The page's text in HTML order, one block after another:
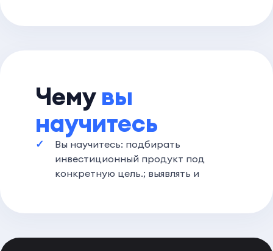
Чемувы
научитесь
Вы научитесь: подбирать
инвестиционный продукт под
конкретную цель.; выявлять и